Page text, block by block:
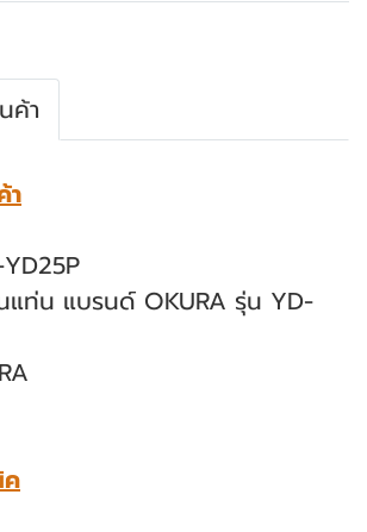
ค้า
า
แท่น แบรนด์ OKURA รุ่น YD-